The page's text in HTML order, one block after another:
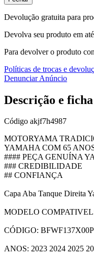
Devolução gratuita para
Devolva seu produto em
Para devolver o produto
Políticas de trocas e
Denunciar Anúncio
Descrição e
Código akjf7h4987
MOTORYAMA
YAMAHA COM 65
#### PEÇA GENUÍNA
### CREDIBILIDADE
## CONFIANÇA
Capa Aba Tanque Direita
MODELO
CÓDIGO:
ANOS: 2023 2024 2025